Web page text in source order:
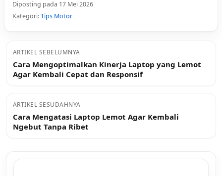
Diposting pada 17 Mei 2026
Kategori:Tips Motor
ARTIKEL SEBELUMNYA
Cara Mengoptimalkan Kinerja Laptop yang Lemot
Agar Kembali Cepat dan Responsif
ARTIKEL SESUDAHNYA
Cara Mengatasi Laptop Lemot Agar Kembali
Ngebut Tanpa Ribet